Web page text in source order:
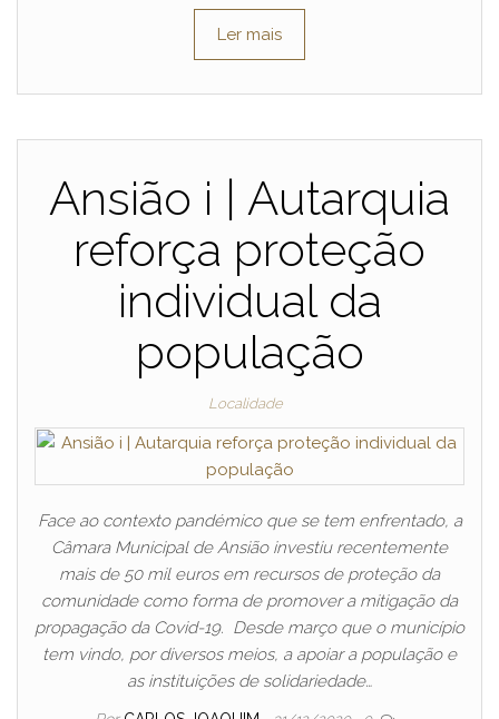
Ler mais
Ansião i | Autarquia
reforça proteção
individual da
população
Localidade
Face ao contexto pandémico que se tem enfrentado, a
Câmara Municipal de Ansião investiu recentemente
mais de 50 mil euros em recursos de proteção da
comunidade como forma de promover a mitigação da
propagação da Covid-19. Desde março que o município
tem vindo, por diversos meios, a apoiar a população e
as instituições de solidariedade…